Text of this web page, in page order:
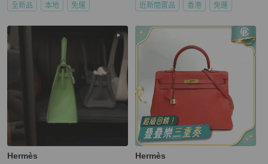
全新品 本地 免運 近新閒置品 香港 免運
Hermès Hermès